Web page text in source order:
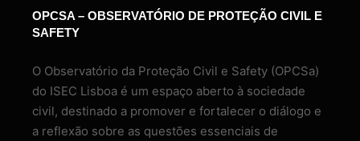
OPCSA – OBSERVATÓRIO DE PROTEÇÃO CIVIL E
SAFETY
O Observatório da Proteção Civil e Safety (OPCSa)
do ISEC Lisboa é um espaço aberto à sociedade
civil, destinado a promover e fortalecer o diálogo e
a reflexão sobre as questões essenciais de